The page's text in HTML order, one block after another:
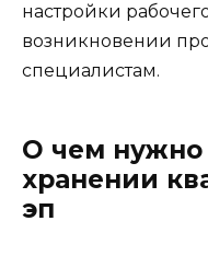
настройки
возникновении
специалистам.
О чем нужно
хранении
эп